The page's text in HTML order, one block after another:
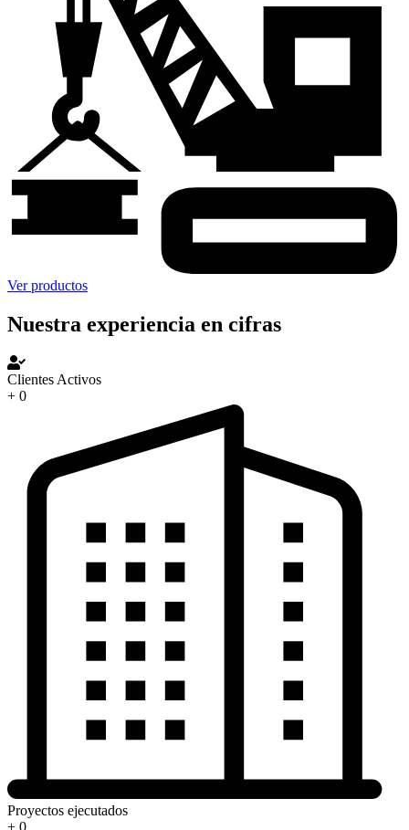
Ver productos
Nuestra experiencia en cifras
Clientes Activos
+ 0
Proyectos ejecutados
+ 0